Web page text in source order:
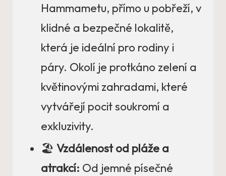
Hammametu, přímo u pobřeží, v
klidné a bezpečné lokalitě,
která je ideální pro rodiny i
páry. Okolí je protkáno zelení a
květinovými zahradami, které
vytvářejí pocit soukromí a
exkluzivity.
🏖️ Vzdálenost od pláže a
atrakcí: Od jemné písečné